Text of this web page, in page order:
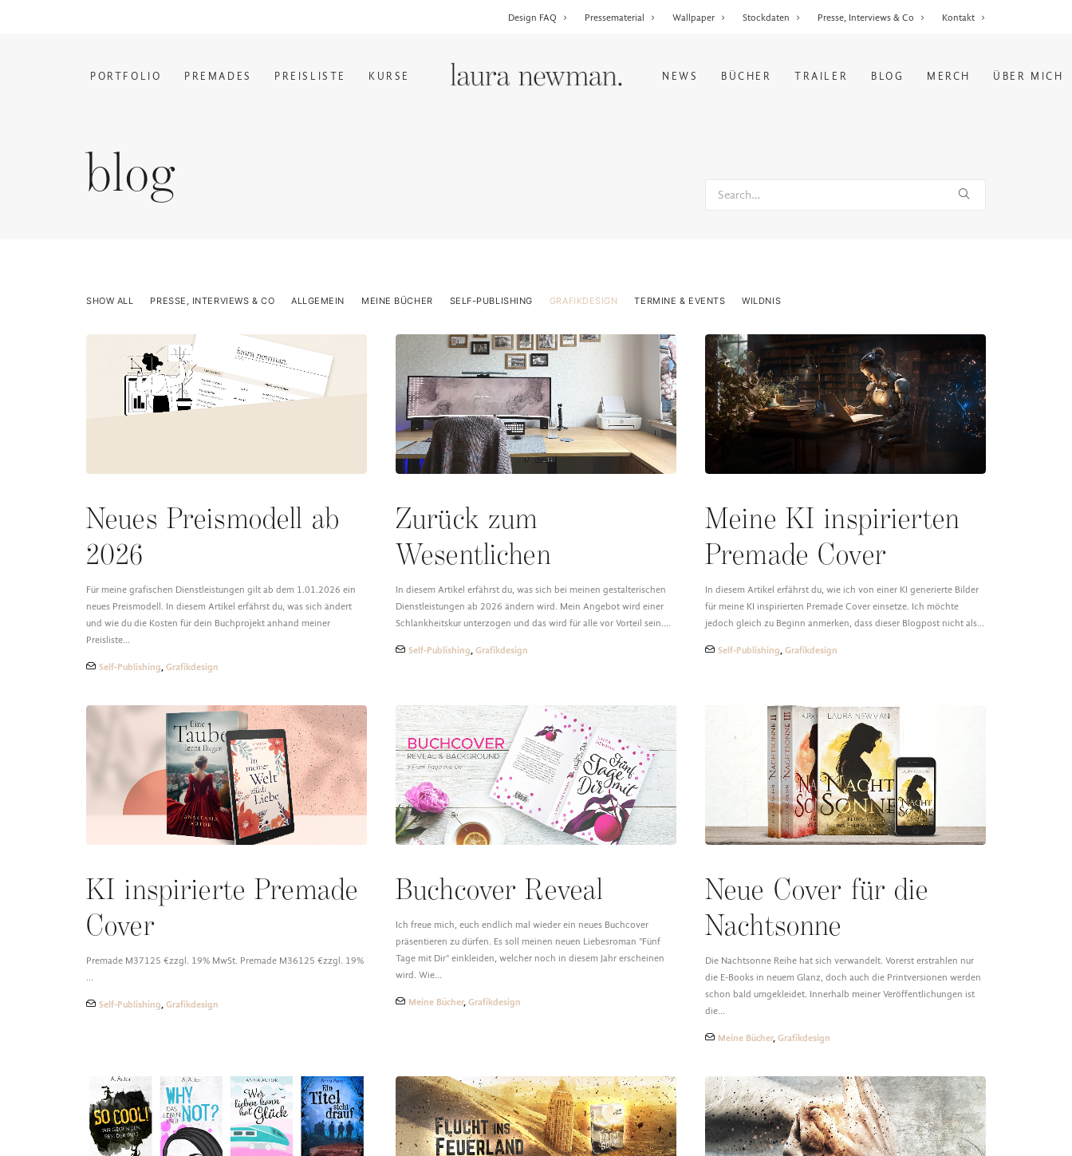
Design FAQ Pressematerial Wallpaper Stockdaten Presse, Interviews & Co Kontakt
PORTFOLIO PREMADES PREISLISTE KURSE NEWS BÜCHER TRAILER BLOG MERCH ÜBER MICH
blog
SHOW ALL PRESSE, INTERVIEWS & CO ALLGEMEIN MEINE BÜCHER SELF-PUBLISHING GRAFIKDESIGN TERMINE & EVENTS WILDNIS
Neues Preismodell ab
2026
Für meine grafischen Dienstleistungen gilt ab dem 1.01.2026 ein
neues Preismodell. In diesem Artikel erfährst du, was sich ändert
und wie du die Kosten für dein Buchprojekt anhand meiner
Preisliste…
Self-Publishing, Grafikdesign
Zurück zum
Wesentlichen
In diesem Artikel erfährst du, was sich bei meinen gestalterischen
Dienstleistungen ab 2026 ändern wird. Mein Angebot wird einer
Schlankheitskur unterzogen und das wird für alle vor Vorteil sein.…
Self-Publishing, Grafikdesign
Meine KI inspirierten
Premade Cover
In diesem Artikel erfährst du, wie ich von einer KI generierte Bilder
für meine KI inspirierten Premade Cover einsetze. Ich möchte
jedoch gleich zu Beginn anmerken, dass dieser Blogpost nicht als…
Self-Publishing, Grafikdesign
KI inspirierte Premade
Cover
Premade M37125 €zzgl. 19% MwSt. Premade M36125 €zzgl. 19%
…
Self-Publishing, Grafikdesign
Buchcover Reveal
Ich freue mich, euch endlich mal wieder ein neues Buchcover
präsentieren zu dürfen. Es soll meinen neuen Liebesroman "Fünf
Tage mit Dir" einkleiden, welcher noch in diesem Jahr erscheinen
wird. Wie…
Meine Bücher, Grafikdesign
Neue Cover für die
Nachtsonne
Die Nachtsonne Reihe hat sich verwandelt. Vorerst erstrahlen nur
die E-Books in neuem Glanz, doch auch die Printversionen werden
schon bald umgekleidet. Innerhalb meiner Veröffentlichungen ist
die…
Meine Bücher, Grafikdesign